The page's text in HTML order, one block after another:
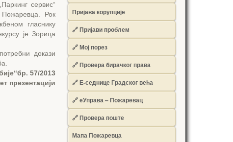
сервис“
Рок
гласнику
је Зорица
докази
57/2013
презентацији
Пријава корупције
🔗 Пријави проблем
🔗 Мој порез
🔗 Провера бирачког права
🔗 Е-седнице Градског већа
🔗 еУправа – Пожаревац
🔗 Провера поште
Мапа Пожаревца